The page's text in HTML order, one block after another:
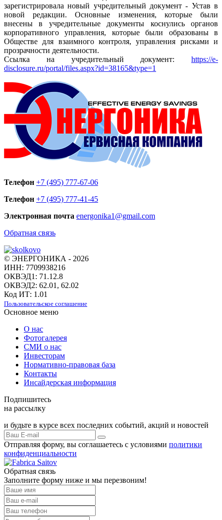
зарегистрировала новый учредительный документ - Устав в
новой редакции. Основные изменения, которые были
внесены в учредительные документы коснулись органов
корпоративного управления, которые были образованы в
Обществе для взаимного контроля, управления рисками и
прозрачности деятельности.
Ссылка на учредительный документ: https://e-
disclosure.ru/portal/files.aspx?id=38165&type=1
Телефон +7 (495) 777-67-06
Телефон +7 (495) 777-41-45
Электронная почта energonika1@gmail.com
Обратная связь
© ЭНЕРГОНИКА - 2026
ИНН: 7709938216
ОКВЭД1: 71.12.8
ОКВЭД2: 62.01, 62.02
Код ИТ: 1.01
Пользовательское соглашение
Основное меню
О нас
Фотогалерея
СМИ о нас
Инвесторам
Нормативно-правовая база
Контакты
Инсайдерская информация
Подпишитесь
на рассылку
и будьте в курсе всех последних событий, акций и новостей
Отправляя форму, вы соглашаетесь с условиями политики
конфиденциальности
Обратная связь
Заполните форму ниже и мы перезвоним!